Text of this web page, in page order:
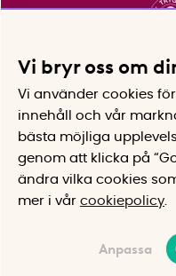
Vi bryr oss om
Vi använder cookies
innehåll och vår
bästa möjliga
genom att klicka på
ändra vilka cookies
mer i vår cookiepolicy
Anpassa